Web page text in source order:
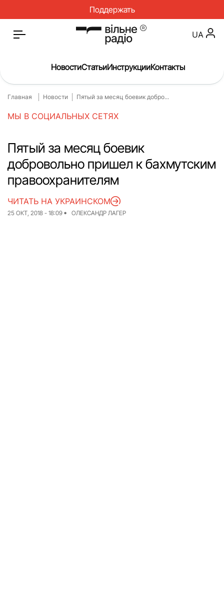
Поддержать
Главная
О нас
Инструкции
Спорт
Интервью
Досье
Репортаж
Блог
Проекты
UA
НовостиСтатьиИнструкцииКонтакты
Главная Новости Пятый за месяц боевик добро...
МЫ В СОЦИАЛЬНЫХ СЕТЯХ
Пятый за месяц боевик
добровольно пришел к бахмутским
правоохранителям
25 ОКТ, 2018 - 18:09 ОЛЕКСАНДР ЛАГЕР
ЧИТАТЬ НА УКРАИНСКОМ